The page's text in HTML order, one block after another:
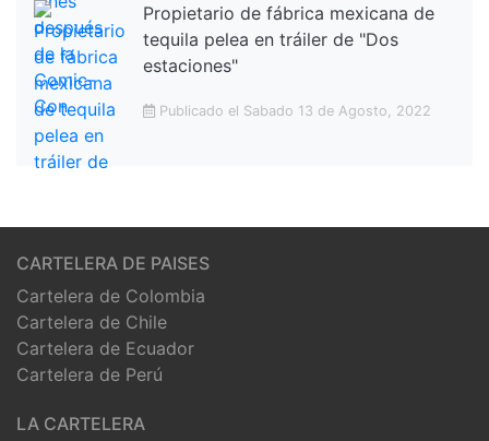
Propietario de fábrica mexicana de
tequila pelea en tráiler de "Dos
estaciones"
Publicado el Sabado 13 de Agosto, 2022
CARTELERA DE PAISES
Cartelera de Colombia
Cartelera de Chile
Cartelera de Ecuador
Cartelera de Perú
LA CARTELERA